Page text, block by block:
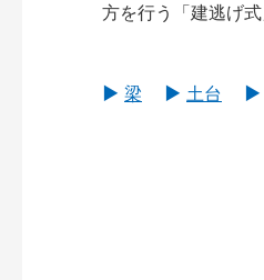
方を行う「建逃げ式
梁 土台